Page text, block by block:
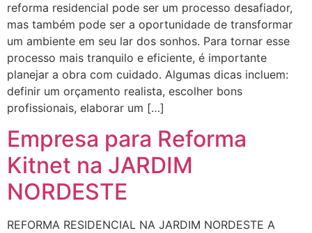
reforma residencial pode ser um processo desafiador,
mas também pode ser a oportunidade de transformar
um ambiente em seu lar dos sonhos. Para tornar esse
processo mais tranquilo e eficiente, é importante
planejar a obra com cuidado. Algumas dicas incluem:
definir um orçamento realista, escolher bons
profissionais, elaborar um […]
Empresa para Reforma
Kitnet na JARDIM
NORDESTE
REFORMA RESIDENCIAL NA JARDIM NORDESTE A